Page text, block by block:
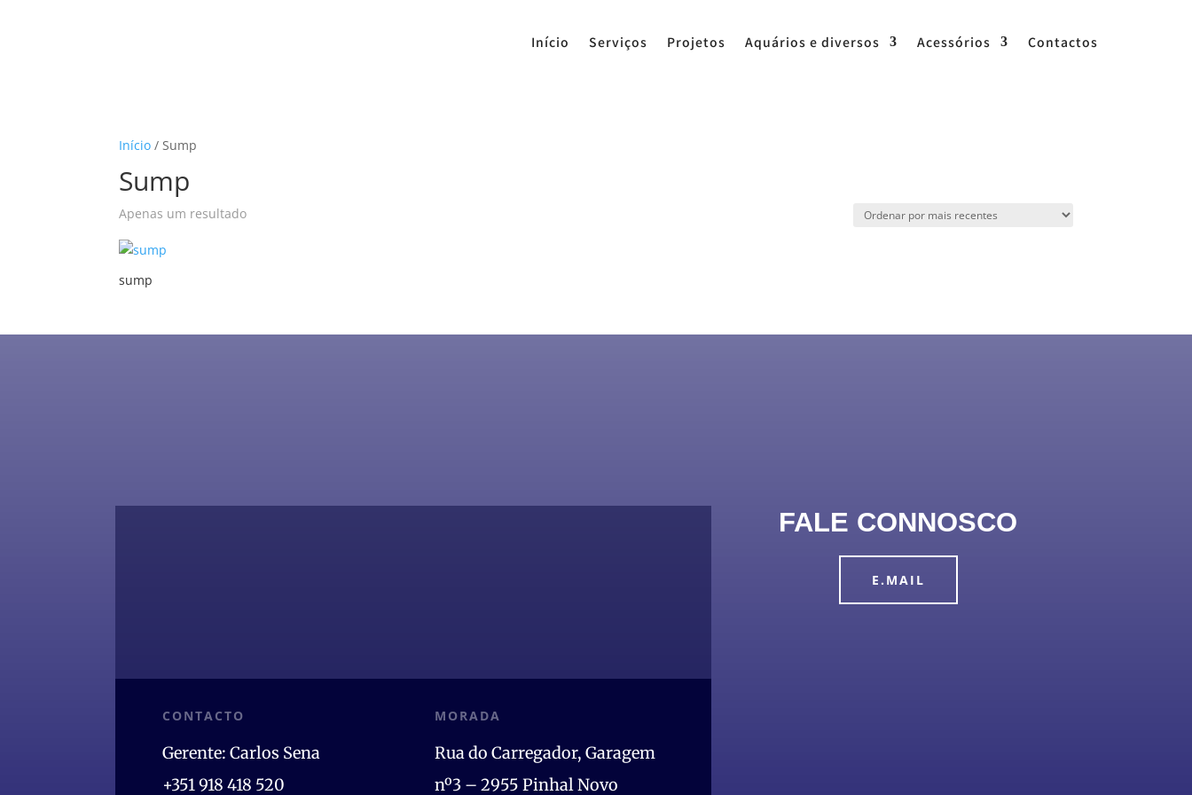
Início Serviços Projetos Aquários e diversos Acessórios Contactos
Início / Sump
Sump
Apenas um resultado
sump
CONTACTO
Gerente: Carlos Sena
+351 918 418 520
MORADA
Rua do Carregador, Garagem
nº3 – 2955 Pinhal Novo
FALE CONNOSCO
E.MAIL